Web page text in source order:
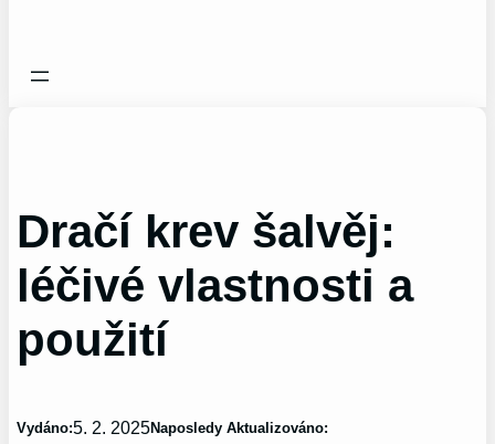
Dračí krev šalvěj:
léčivé vlastnosti a
použití
Vydáno:5. 2. 2025Naposledy Aktualizováno: